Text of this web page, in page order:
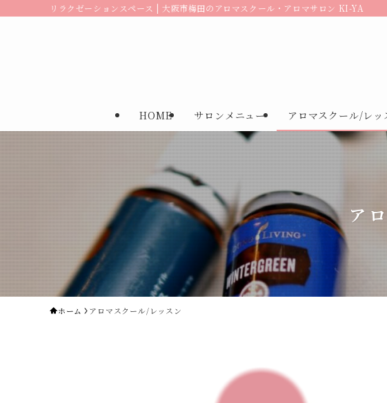
リラクゼーションスペース | 大阪市梅田のアロマスクール・アロマサロン KI-YA
HOME サロンメニュー アロマスクール/レッ
ア
ホーム アロマスクール/レッスン